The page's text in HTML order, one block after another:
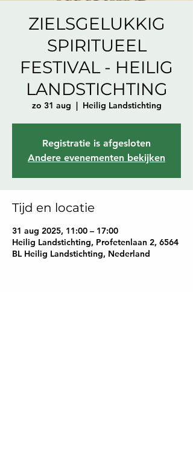
ZIELSGELUKKIG
SPIRITUEEL
FESTIVAL - HEILIG
LANDSTICHTING
zo 31 aug
  |
Heilig Landstichting
Registratie is afgesloten
Andere evenementen bekijken
Tijd en locatie
31 aug 2025, 11:00 – 17:00
Heilig Landstichting, Profetenlaan 2, 6564
BL Heilig Landstichting, Nederland